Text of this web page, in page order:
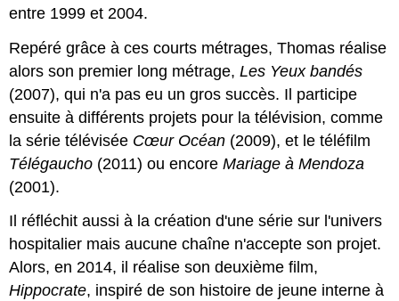
entre 1999 et 2004.
Repéré grâce à ces courts métrages, Thomas réalise
alors son premier long métrage,Les Yeux bandés
(2007), qui n'a pas eu un gros succès. Il participe
ensuite à différents projets pour la télévision, comme
la série télévisée Cœur Océan (2009), et le téléfilm
Télégaucho (2011) ou encoreMariage à Mendoza
(2001).
Il réfléchit aussi à la création d'une série sur l'univers
hospitalier mais aucune chaîne n'accepte son projet.
Alors, en 2014, il réalise son deuxième film,
Hippocrate, inspiré de son histoire de jeune interne à